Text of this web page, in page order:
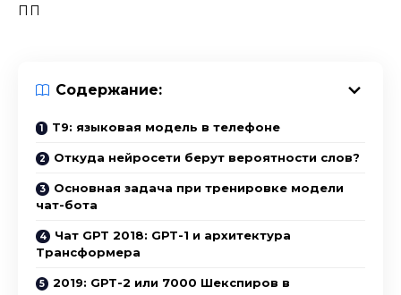
ПП
Содержание:
T9: языковая модель в телефоне
Откуда нейросети берут вероятности слов?
Основная задача при тренировке модели
чат-бота
Чат GPT 2018: GPT-1 и архитектура
Трансформера
2019: GPT-2 или 7000 Шекспиров в